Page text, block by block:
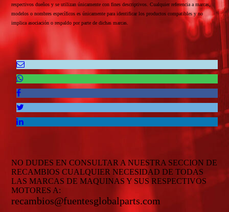
respectivos dueños y se utilizan únicamente con fines descriptivos. Cualquier referencia a marcas,
modelos o nombres específicos es únicamente para identificar los productos compatibles y no
implica asociación o respaldo por parte de dichas marcas.
NO DUDES EN CONSULTAR A NUESTRA SECCION DE
RECAMBIOS CUALQUIER NECESIDAD DE TODAS
LAS MARCAS DE MAQUINAS Y SUS RESPECTIVOS
MOTORES A:
recambios@fuentesglobalparts.com